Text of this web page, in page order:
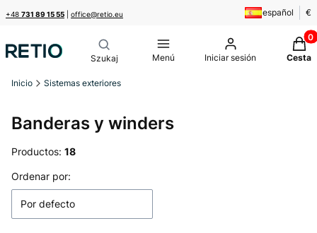
+48 731 89 15 55 office@retio.eu español €
Menú Iniciar sesión Cesta
Inicio Sistemas exteriores
Banderas y winders
Productos: 18
Lista de productos
Ordenar por:
Por defecto